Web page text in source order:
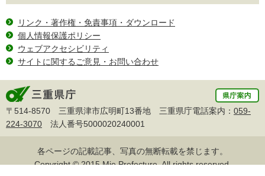
リンク・著作権・免責事項・ダウンロード
個人情報保護ポリシー
ウェブアクセシビリティ
サイトに関するご意見・お問い合わせ
〒514-8570 三重県津市広明町13番地 三重県庁電話案内： 059-
224-3070 法人番号5000020240001
各ページの記載記事、写真の無断転載を禁じます。
Copyright © 2015 Mie Prefecture, All rights reserved.